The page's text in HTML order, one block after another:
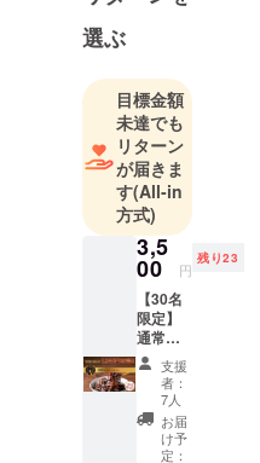
楊貴妃も美
と健康を保
つために食
していたと
言われる手
羽先。
そこにヒン
トを得て、
２０１８年
に開発した
のが”楊貴妃
の薬膳ポ
ケット”。
手羽先の中
に黒米やク
選ぶ
目標金額
未達でも
リターン
が届きま
す(All-in
方式)
3,5
00 円
残り23
【30名
限定】
通常よ
り1,240
円お
得！ 薬
膳おこ
わ3パッ
支援
者：
7人
お届
け予
定：